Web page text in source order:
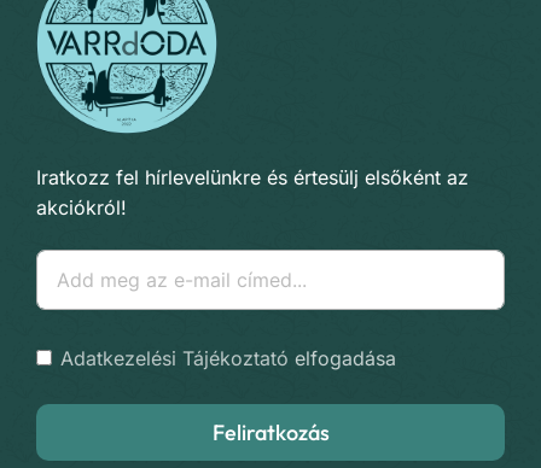
Iratkozz fel hírlevelünkre és értesülj elsőként az
akciókról!
Adatkezelési Tájékoztató elfogadása
Feliratkozás